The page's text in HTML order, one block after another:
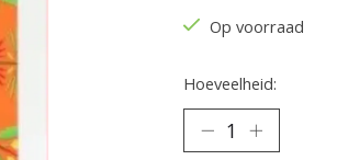
Op voorraad
Hoeveelheid: